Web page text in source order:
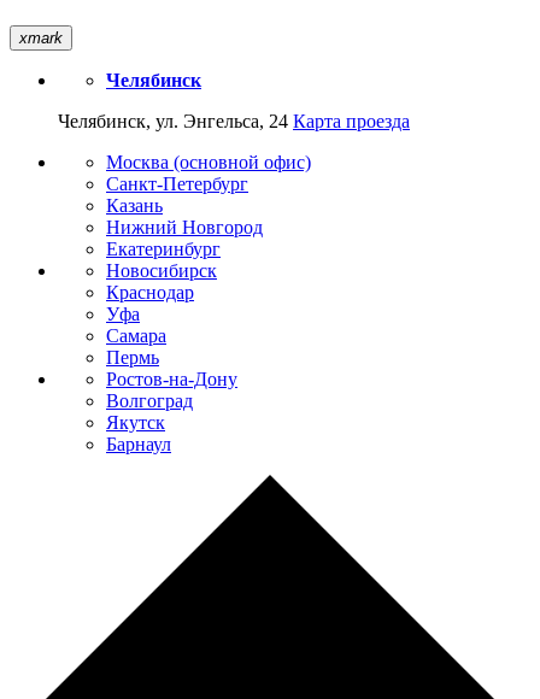
xmark
Челябинск
Челябинск, ул. Энгельса, 24 Карта проезда
Москва (основной офис)
Санкт-Петербург
Казань
Нижний Новгород
Екатеринбург
Новосибирск
Краснодар
Уфа
Самара
Пермь
Ростов-на-Дону
Волгоград
Якутск
Барнаул